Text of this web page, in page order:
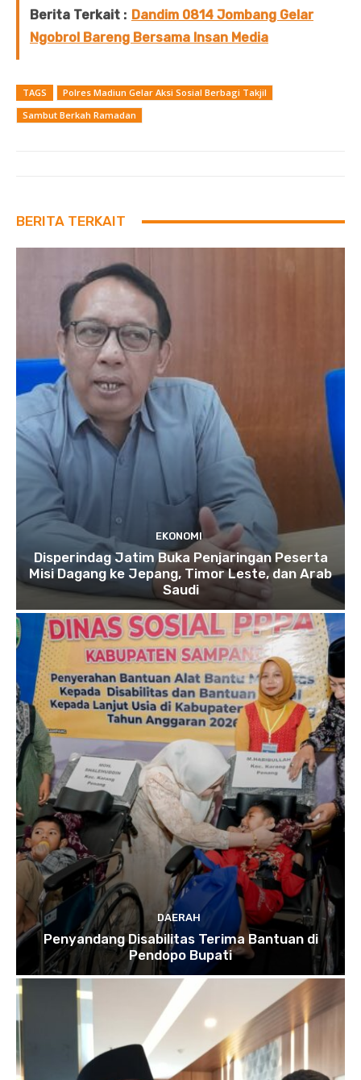
Berita Terkait : Dandim 0814 Jombang Gelar
Ngobrol Bareng Bersama Insan Media
TAGS
Polres Madiun Gelar Aksi Sosial Berbagi Takjil
Sambut Berkah Ramadan
BERITA TERKAIT
EKONOMI
Disperindag Jatim Buka Penjaringan Peserta
Misi Dagang ke Jepang, Timor Leste, dan Arab
Saudi
DAERAH
Penyandang Disabilitas Terima Bantuan di
Pendopo Bupati